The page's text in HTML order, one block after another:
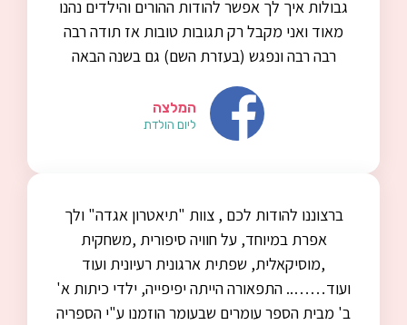
גבולות איך לך אפשר להודות ההורים והילדים נהנו
מאוד ואני מקבל רק תגובות טובות אז תודה רבה
רבה רבה ונפגש (בעזרת השם) גם בשנה הבאה
המלצה
ליום הולדת
ברצוננו להודות לכם , צוות "תיאטרון אגדה" ולך
אפרת במיוחד, על חוויה סיפורית ,משחקית
,מוסיקאלית, שפתית ארגונית רעיונית ועוד
ועוד…….. התפאורה הייתה יפיפייה, ילדי כיתות א'
ב' מבית הספר עומרים שבעומר הוזמנו ע"י הספריה